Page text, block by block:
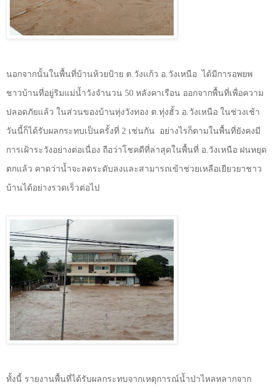
นอกจากนั้นในพื้นที่บ้านห้วยป้าย ต.วังแก้ว อ.วังเหนือ ได้มีการอพยพ
ชาวบ้านที่อยู่ริมแม่น้ำวังจำนวน 50 หลังคาเรือน ออกจากพื้นที่เพื่อความ
ปลอดภัยแล้ว ในส่วนของบ้านทุ่งวังทอง ต.ทุ่งฮั้ว อ.วังเหนือ ในช่วงเช้า
วันนี้ก็ได้รับผลกระทบเป็นครั้งที่ 2 เช่นกัน อย่างไรก็ตามในพื้นที่ยังคงมี
การเฝ้าระวังอย่างต่อเนื่อง ถือว่าโชคดีที่ล่าสุดในพื้นที่ อ.วังเหนือ ฝนหยุด
ตกแล้ว คาดว่าน้ำจะลดระดับลงและสามารถเข้าช่วยเหลือเยียวยาชาว
บ้านได้อย่างรวดเร็วต่อไป
ทั้งนี้ รายงานพื้นที่ได้รับผลกระทบจากเหตุการณ์น้ำป่าไหลหลากจาก